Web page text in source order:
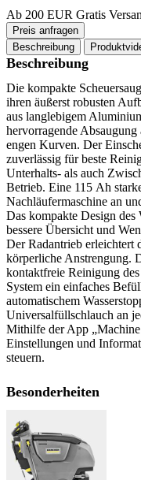
Ab 200 EUR Gratis
Beschreibung
Beschreibung
Die kompakte
ihren äußerst robusten
aus langlebigem
hervorragende
engen Kurven. Der
zuverlässig für beste
Unterhalts- als auch
Betrieb. Eine 115 Ah
Nachläufermaschine an
Das kompakte Design
bessere Übersicht und
Der Radantrieb erleichtert
körperliche Anstrengung.
kontaktfreie Reinigung
System ein einfaches
automatischem
Universalfüllschlauch an
Mithilfe der App „Machine
Einstellungen und
steuern.
Besonderheiten